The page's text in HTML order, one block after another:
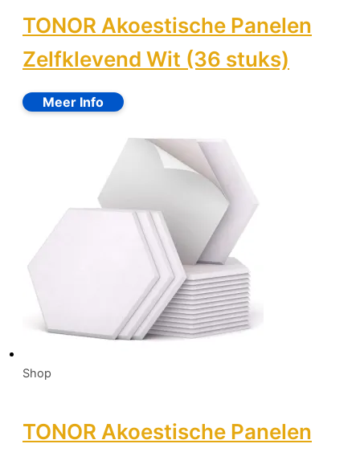
TONOR Akoestische Panelen
Zelfklevend Wit (36 stuks)
Shop
TONOR Akoestische Panelen